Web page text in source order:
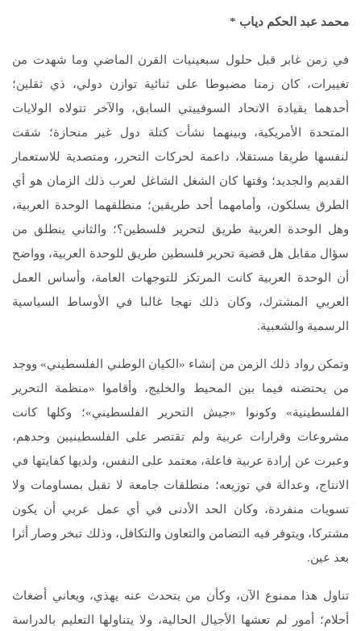
محمد عبد الحكم دياب *
في زمن غابر قبل حلول سبعينيات القرن الماضي وما شهدت من
تغييرات، كان زمنا مضبوطا على ثنائية توازن دولي، ذي ثقلين؛
أحدهما بقيادة الاتحاد السوفييتي السابق، والآخر تتولاه الولايات
المتحدة الأمريكية، وبينهما نشأت كتلة دول غير منحازة؛ شقت
لنفسها طريقا مستقلا، داعمة لحركات التحرر، ومتصدية للاستعمار
القديم والجديد؛ وقتها كان الشغل الشاغل لعرب ذلك الزمان هو أي
الطرق يسلكون، وأمامهما أحد طريقين؛ منطلقهما الوحدة العربية،
وهل الوحدة العربية طريق لتحرير فلسطين؟؛ والثاني ينطلق من
سؤال مقابل هل قضية تحرير فلسطين طريق للوحدة العربية، وواضح
أن الوحدة العربية كانت المرتكز للتوجهات العامة، وأساس العمل
العربي المشترك، وكان ذلك نهجا غالبا في الأوساط السياسية
الرسمية والشعبية.
وتمكن رواد ذلك الزمن من إنشاء «الكيان الوطني الفلسطيني» ووجد
من يحتضنه فيما بين المحيط والخليج، وأقاموا «منظمة التحرير
الفلسطينية» وكونوا «جيش التحرير الفلسطيني»؛ وكلها كانت
مشروعات وقرارات عربية ولم تقتصر على الفلسطينيين وحدهم،
وعبرت عن إرادة عربية فاعلة، معتمد على النفس، ولديها كفايتها في
الانتاج، وعدالة في توزيعه؛ منطلقات جامعة لا تقبل بمساومات ولا
تسويات منفردة، وكان الحد الأدنى في أي عمل عربي أن يكون
مشتركا، ويتوفر فيه التضامن والتعاون والتكافل، وذلك تبخر وصار أثرا
بعد عين.
تناول هذا ممنوع الآن، وكأن من يتحدث عنه يهذي، ويعاني أضغاث
أحلام؛ أمور لم تعشها الأجيال الحالية، ولا يتناولها التعليم بالدراسة